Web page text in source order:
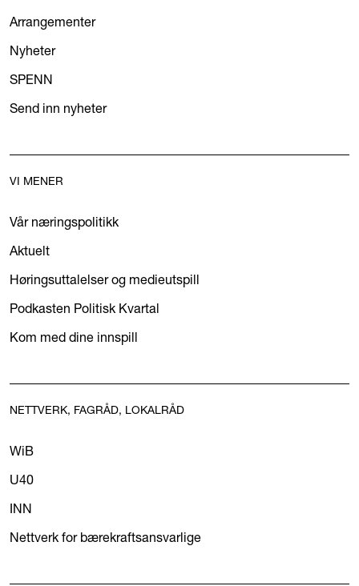
Arrangementer
Nyheter
SPENN
Send inn nyheter
VI MENER
Vår næringspolitikk
Aktuelt
Høringsuttalelser og medieutspill
Podkasten Politisk Kvartal
Kom med dine innspill
NETTVERK, FAGRÅD, LOKALRÅD
WiB
U40
INN
Nettverk for bærekraftsansvarlige